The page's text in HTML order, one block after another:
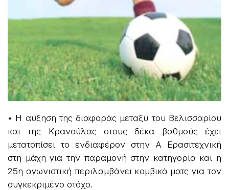
• Η αύξηση της διαφοράς μεταξύ του Βελισσαρίου
και της Κρανούλας στους δέκα βαθμούς έχει
μετατοπίσει το ενδιαφέρον στην Α Ερασιτεχνική
στη μάχη για την παραμονή στην κατηγορία και η
25η αγωνιστική περιλαμβάνει κομβικά ματς για τον
συγκεκριμένο στόχο.